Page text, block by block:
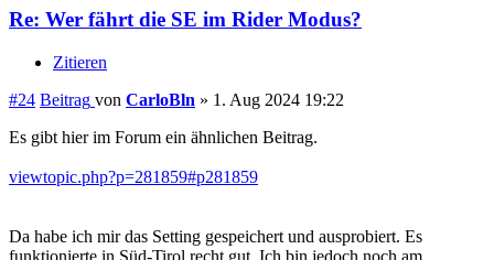
Es gibt hier im Forum ein ähnlichen Beitrag.
Da habe ich mir das Setting gespeichert und ausprobiert. Es
funktionierte in Süd-Tirol recht gut. Ich bin jedoch noch am
rumprobieren bezüglich der Vorspannungseinstellung. Meist fahre
ich, bei meinem Kampfgewicht mit Helm und Airbagweste von ca.
115 Kg, bei 1 + Gepäck und die Vorspannung bei +3. Habe aber
Bauchentscheidung. Mir fehlt meist die helfende Hand.
Das Leben ist manchmal ein Scheißspiel - aber die Grafik ist geil.